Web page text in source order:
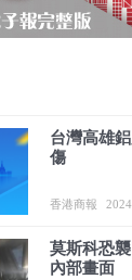
台灣高雄
傷
香港商報
莫斯科恐
內部畫面